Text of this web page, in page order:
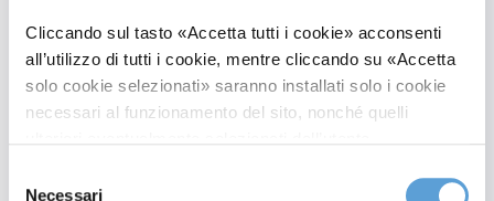
Cliccando sul tasto «Accetta tutti i cookie» acconsenti
all’utilizzo di tutti i cookie, mentre cliccando su «Accetta
solo cookie selezionati» saranno installati solo i cookie
necessari al funzionamento del sito, nonché quelli
Cliccando su “Rifiuta i cookie”, verranno installati solo i
Necessari
automatico, grazie alla
standardizzazione dell’API lifecycle
e del processo di gestione di ordini
operazioni di magazzino, prima